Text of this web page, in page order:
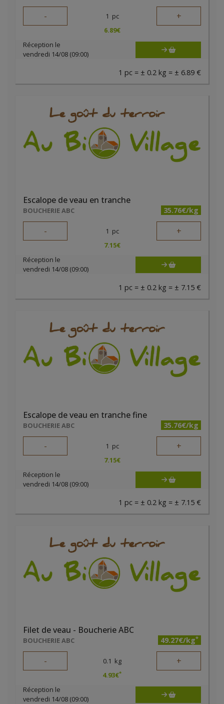
- 1 pc +
6.89€
Réception le
vendredi 14/08 (09:00)
1 pc = ± 0.2 kg = ± 6.89 €
Escalope de veau en tranche
BOUCHERIE ABC 35.76€/kg
- 1 pc +
7.15€
Réception le
vendredi 14/08 (09:00)
1 pc = ± 0.2 kg = ± 7.15 €
Escalope de veau en tranche fine
BOUCHERIE ABC 35.76€/kg
- 1 pc +
7.15€
Réception le
vendredi 14/08 (09:00)
1 pc = ± 0.2 kg = ± 7.15 €
Filet de veau - Boucherie ABC
BOUCHERIE ABC 49.27€/kg*
- 0.1 kg +
4.93€*
Réception le
vendredi 14/08 (09:00)